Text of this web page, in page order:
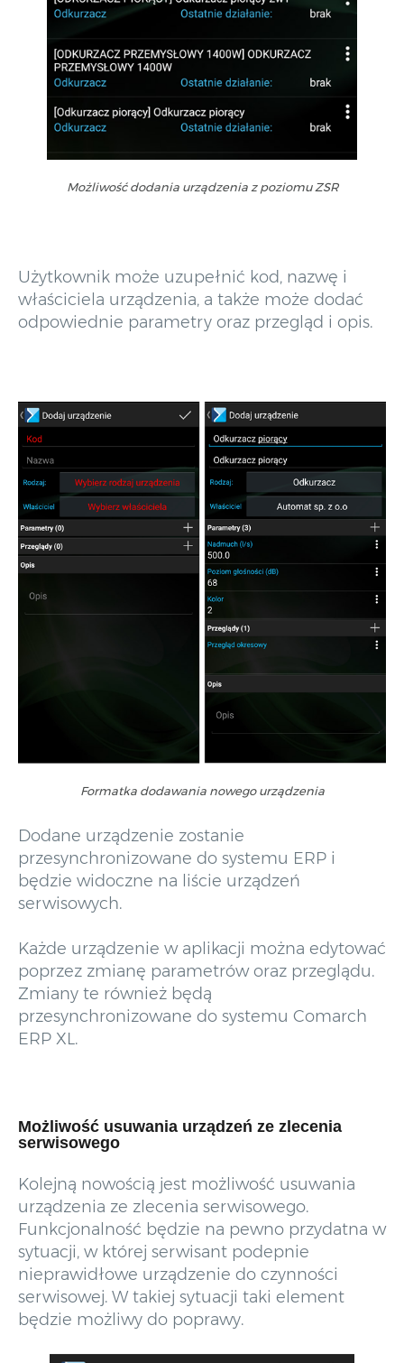
Możliwość dodania urządzenia z poziomu ZSR
Użytkownik może uzupełnić kod, nazwę i
właściciela urządzenia, a także może dodać
odpowiednie parametry oraz przegląd i opis.
Formatka dodawania nowego urządzenia
Dodane urządzenie zostanie
przesynchronizowane do systemu ERP i
będzie widoczne na liście urządzeń
serwisowych.
Każde urządzenie w aplikacji można edytować
poprzez zmianę parametrów oraz przeglądu.
Zmiany te również będą
przesynchronizowane do systemu Comarch
ERP XL.
Możliwość usuwania urządzeń ze zlecenia
serwisowego
Kolejną nowością jest możliwość usuwania
urządzenia ze zlecenia serwisowego.
Funkcjonalność będzie na pewno przydatna w
sytuacji, w której serwisant podepnie
nieprawidłowe urządzenie do czynności
serwisowej. W takiej sytuacji taki element
będzie możliwy do poprawy.